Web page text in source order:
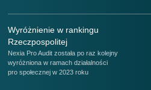
Wyróżnienie w rankingu
Rzeczpospolitej
Nexia Pro Audit została po raz kolejny
wyróżniona w ramach działalności
pro społecznej w 2023 roku